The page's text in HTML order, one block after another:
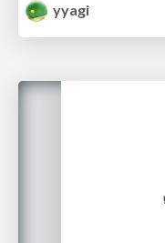
yyagi